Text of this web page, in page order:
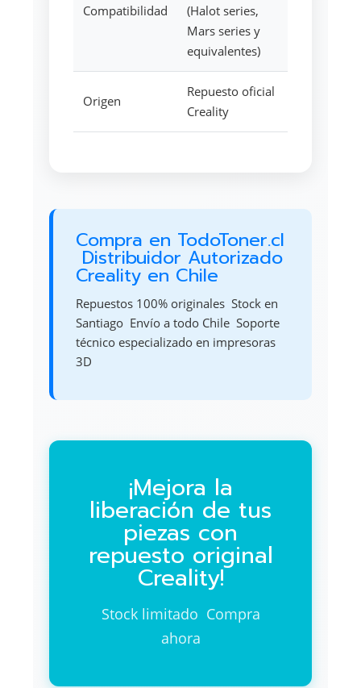
Compatibilidad
(Halot series,
Mars series y
equivalentes)
Origen
Repuesto oficial
Creality
Compra en TodoToner.cl
 Distribuidor Autorizado
Creality en Chile
Repuestos 100% originales  Stock en
Santiago  Envío a todo Chile  Soporte
técnico especializado en impresoras
3D
¡Mejora la
liberación de tus
piezas con
repuesto original
Creality!
Stock limitado  Compra
ahora